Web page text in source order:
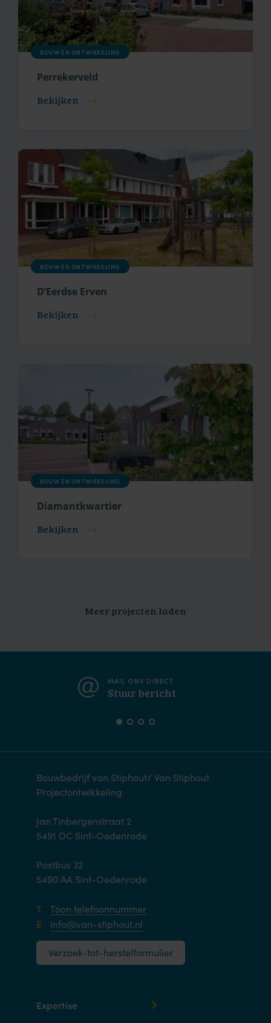
BOUW EN ONTWIKKELING
Perrekerveld
Bekijken
BOUW EN ONTWIKKELING
D’Eerdse Erven
Bekijken
BOUW EN ONTWIKKELING
Diamantkwartier
Bekijken
Meer projecten laden
MAIL ONS DIRECT
Stuur bericht
Bouwbedrijf van Stiphout/ Van Stiphout
Projectontwikkeling
Jan Tinbergenstraat 2
5491 DC Sint-Oedenrode
Postbus 32
5490 AA Sint-Oedenrode
T Toon telefoonnummer
E info@van-stiphout.nl
Verzoek-tot-herstelformulier
Expertise